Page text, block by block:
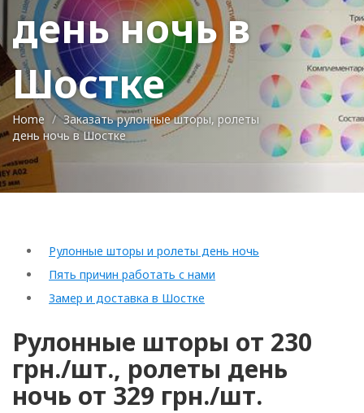
день ночь в
Шостке
Home
Заказать рулонные шторы, ролеты
день ночь в Шостке
Рулонные шторы и ролеты день ночь
Пять причин работать с нами
Замер и доставка в Шостке
Рулонные шторы от 230
грн./шт., ролеты день
ночь от 329 грн./шт.